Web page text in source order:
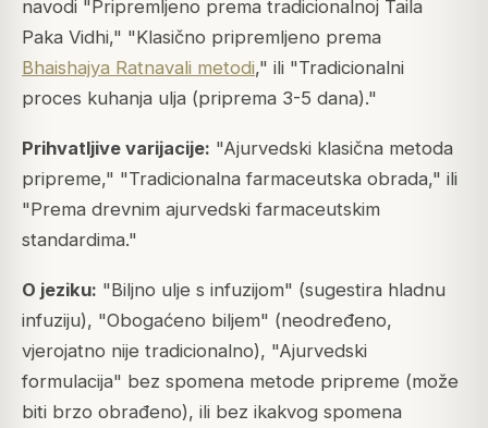
navodi "Pripremljeno prema tradicionalnoj Taila
Paka Vidhi," "Klasično pripremljeno prema
Bhaishajya Ratnavali metodi," ili "Tradicionalni
proces kuhanja ulja (priprema 3-5 dana)."
Prihvatljive varijacije: "Ajurvedski klasična metoda
pripreme," "Tradicionalna farmaceutska obrada," ili
"Prema drevnim ajurvedski farmaceutskim
standardima."
O jeziku: "Biljno ulje s infuzijom" (sugestira hladnu
infuziju), "Obogaćeno biljem" (neodređeno,
vjerojatno nije tradicionalno), "Ajurvedski
formulacija" bez spomena metode pripreme (može
biti brzo obrađeno), ili bez ikakvog spomena